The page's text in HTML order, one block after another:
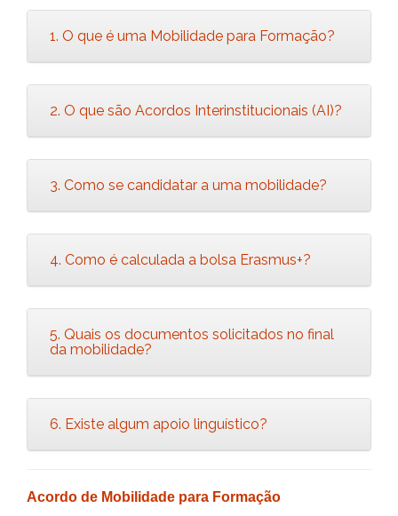
1. O que é uma Mobilidade para Formação?
2. O que são Acordos Interinstitucionais (AI)?
3. Como se candidatar a uma mobilidade?
4. Como é calculada a bolsa Erasmus+?
5. Quais os documentos solicitados no final
da mobilidade?
6. Existe algum apoio linguístico?
Acordo de Mobilidade para Formação